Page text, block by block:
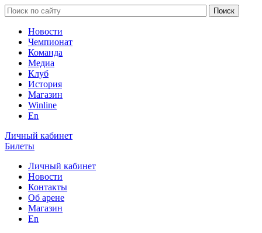
Новости
Чемпионат
Команда
Медиа
Клуб
История
Магазин
Winline
En
Личный кабинет
Билеты
Личный кабинет
Новости
Контакты
Об арене
Магазин
En